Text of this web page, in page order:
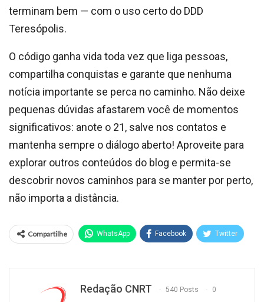
terminam bem — com o uso certo do DDD
Teresópolis.
O código ganha vida toda vez que liga pessoas,
compartilha conquistas e garante que nenhuma
notícia importante se perca no caminho. Não deixe
pequenas dúvidas afastarem você de momentos
significativos: anote o 21, salve nos contatos e
mantenha sempre o diálogo aberto! Aproveite para
explorar outros conteúdos do blog e permita-se
descobrir novos caminhos para se manter por perto,
não importa a distância.
Compartilhe WhatsApp Facebook Twitter
Redação CNRT 540 Posts 0